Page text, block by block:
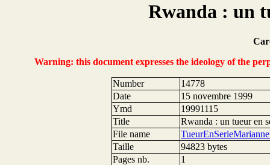
Rwanda : un
Warning: this document expresses the ideology of the
Number
14778
Date
15 novembre 1999
Ymd
19991115
Title
Rwanda : un tueur en
File name
Taille
94823 bytes
Pages nb.
1